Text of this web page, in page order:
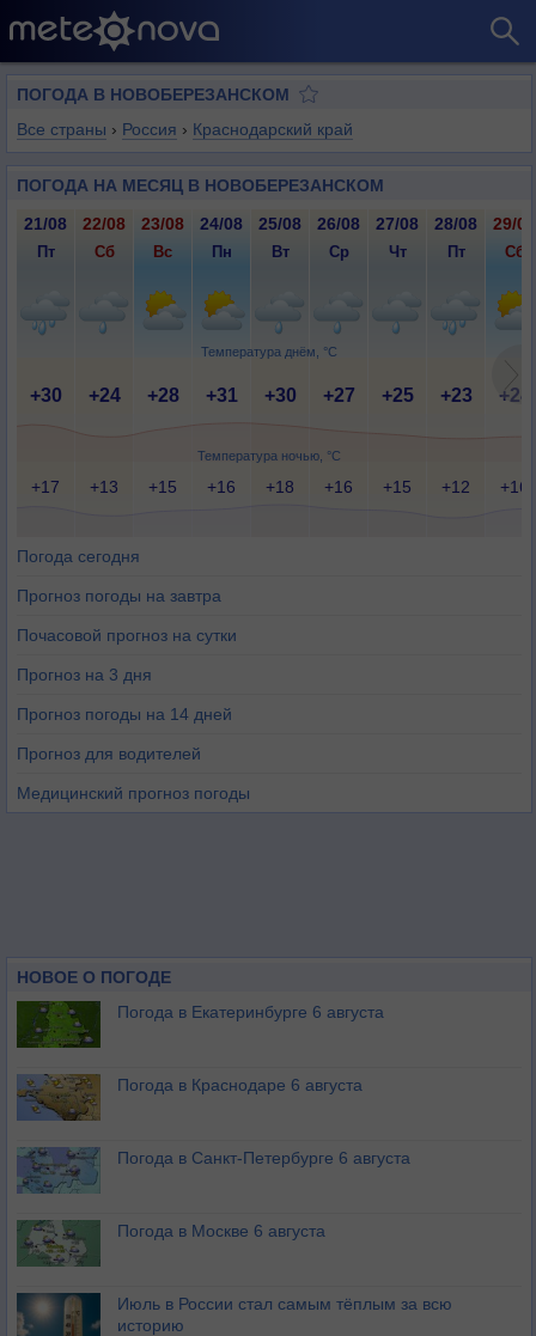
ПОГОДА В НОВОБЕРЕЗАНСКОМ
Все страны › Россия › Краснодарский край
ПОГОДА НА МЕСЯЦ В НОВОБЕРЕЗАНСКОМ
Температура днём, °C
Температура ночью, °C
21/08 22/08 23/08 24/08 25/08 26/08 27/08 28/08 29/08
Пт Сб Вс Пн Вт Ср Чт Пт Сб
+30 +24 +28 +31 +30 +27 +25 +23 +24
+17 +13 +15 +16 +18 +16 +15 +12 +16
Погода сегодня
Прогноз погоды на завтра
Почасовой прогноз на сутки
Прогноз на 3 дня
Прогноз погоды на 14 дней
Прогноз для водителей
Медицинский прогноз погоды
НОВОЕ О ПОГОДЕ
Погода в Екатеринбурге 6 августа
Погода в Краснодаре 6 августа
Погода в Санкт-Петербурге 6 августа
Погода в Москве 6 августа
Июль в России стал самым тёплым за всю
историю